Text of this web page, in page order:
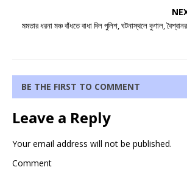
মমতার ধরনা মঞ্চ বাঁধতে বাধা দিল পুলিশ, ঘটনাস্থলে কুণাল,
BE THE FIRST TO COMMENT
Leave a Reply
Your email address will not be published.
Comment